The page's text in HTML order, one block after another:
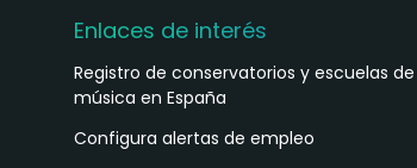
Enlaces de interés
Registro de conservatorios y escuelas de
música en España
Configura alertas de empleo